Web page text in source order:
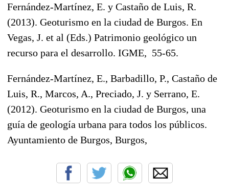
Fernández-Martínez, E. y Castaño de Luis, R.
(2013). Geoturismo en la ciudad de Burgos. En
Vegas, J. et al (Eds.) Patrimonio geológico un
recurso para el desarrollo. IGME, 55-65.
Fernández-Martínez, E., Barbadillo, P., Castaño de
Luis, R., Marcos, A., Preciado, J. y Serrano, E.
(2012). Geoturismo en la ciudad de Burgos, una
guía de geología urbana para todos los públicos.
Ayuntamiento de Burgos, Burgos,